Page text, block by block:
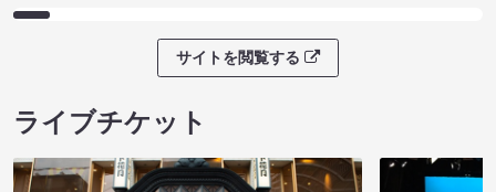
サイトを閲覧する
ライブチケット